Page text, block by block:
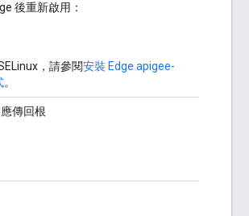
後重新啟用：
，請參閱安裝 Edge apigee-
。
應傳回根